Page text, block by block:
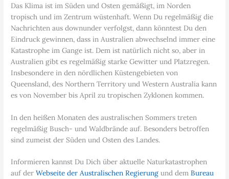
Das Klima ist im Süden und Osten gemäßigt, im Norden
tropisch und im Zentrum wüstenhaft. Wenn Du regelmäßig die
Nachrichten aus downunder verfolgst, dann könntest Du den
Eindruck gewinnen, dass in Australien abwechselnd immer eine
Katastrophe im Gange ist. Dem ist natürlich nicht so, aber in
Australien gibt es regelmäßig starke Gewitter und Platzregen.
Insbesondere in den nördlichen Küstengebieten von
Queensland, des Northern Territory und Western Australia kann
es von November bis April zu tropischen Zyklonen kommen.
In den heißen Monaten des australischen Sommers treten
regelmäßig Busch- und Waldbrände auf. Besonders betroffen
sind zumeist der Süden und Osten des Landes.
Informieren kannst Du Dich über aktuelle Naturkatastrophen
auf derWebseite der Australischen Regierung und demBureau